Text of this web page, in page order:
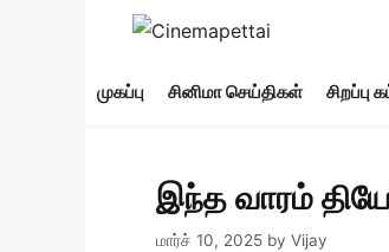
முகப்பு சினிமா செய்திகள் சிறப்பு
இந்த வாரம்
மார்ச் 10, 2025 by Vijay